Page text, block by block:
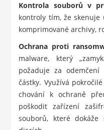
Kontrola souborů v
kontroly tím, že
komprimované archivy,
Ochrana proti
malware, který
požaduje za odemčení
částky. Využívá
chování k ochraně
poškodit zařízení
souborů, které